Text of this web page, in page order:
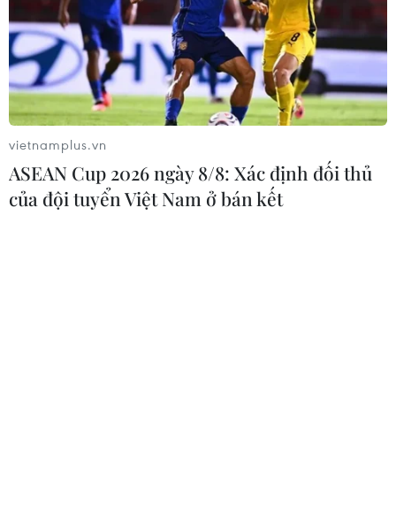
vietnamplus.vn
ASEAN Cup 2026 ngày 8/8: Xác định đối thủ
của đội tuyển Việt Nam ở bán kết